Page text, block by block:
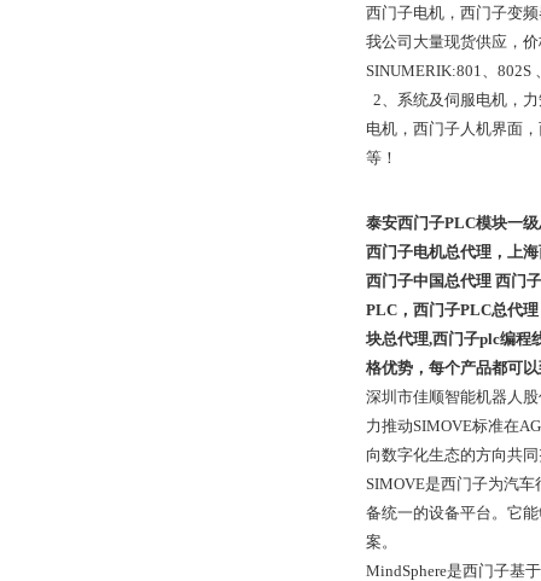
西门子电机，西门子变
我公司大量现货供应，
SINUMERIK:801、802S
2、系统及伺服电机，
电机，西门子人机界面
等！
泰安西门子PLC模块一
西门子电机总代理，上
西门子中国总代理 西门
PLC，西门子PLC总代
块总代理,西门子plc编程
格优势，每个产品都可
深圳市佳顺智能机器人
力推动SIMOVE标准在
向数字化生态的方向共
SIMOVE是西门子为汽
备统一的设备平台。它
案。
MindSphere是西门子基